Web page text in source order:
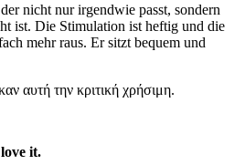
nicht nur irgendwie passt, sondern
ist. Die Stimulation ist heftig und die
mehr raus. Er sitzt bequem und
αυτή την κριτική χρήσιμη.
it.